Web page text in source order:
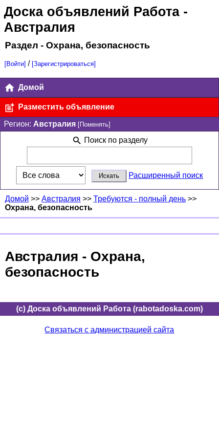
Доска объявлений Работа-
Австралия
Раздел - Охрана, безопасность
[Войти] / [Зарегистрироваться]
Домой
Разместить объявление
Регион: Австралия [Поменять]
Поиск по разделу
Расширенный поиск
Домой >> Австралия >> Требуются - полный день >>
Охрана, безопасность
Австралия - Охрана,
безопасность
(c) Доска объявлений Работа (rabotadoska.com)
Связаться с администрацией сайта